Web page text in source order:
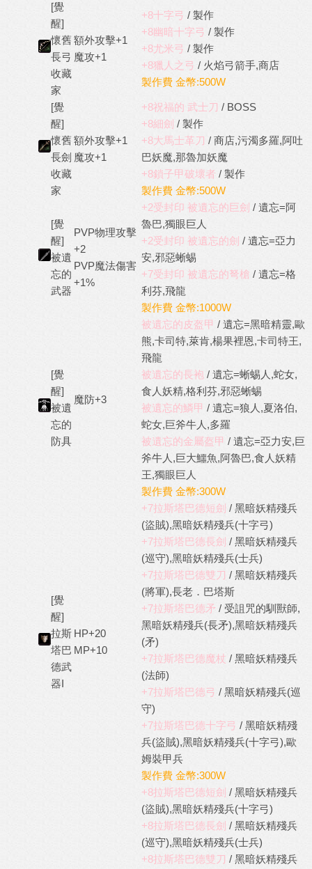
[覺
醒]
懷舊
長弓
收藏
家
額外攻擊+1
魔攻+1
+8十字弓 / 製作
+8幽暗十字弓 / 製作
+8尤米弓 / 製作
+8獵人之弓 / 火焰弓箭手,商店
製作費 金幣:500W
[覺
醒]
懷舊
長劍
收藏
家
額外攻擊+1
魔攻+1
+8祝福的 武士刀 / BOSS
+8細劍 / 製作
+8大馬士革刀 / 商店,污濁多羅,阿吐
巴妖魔,那魯加妖魔
+8鎖子甲破壞者 / 製作
製作費 金幣:500W
[覺
醒]
被遺
忘的
武器
PVP物理攻擊
+2
PVP魔法傷害
+1%
+2受封印 被遺忘的巨劍 / 遺忘=阿
魯巴,獨眼巨人
+2受封印 被遺忘的劍 / 遺忘=亞力
安,邪惡蜥蜴
+7受封印 被遺忘的弩槍 / 遺忘=格
利芬,飛龍
製作費 金幣:1000W
[覺
醒]
被遺
忘的
防具
魔防+3
被遺忘的皮盔甲 / 遺忘=黑暗精靈,歐
熊,卡司特,萊肯,楊果裡恩,卡司特王,
飛龍
被遺忘的長袍 / 遺忘=蜥蜴人,蛇女,
食人妖精,格利芬,邪惡蜥蜴
被遺忘的鱗甲 / 遺忘=狼人,夏洛伯,
蛇女,巨斧牛人,多羅
被遺忘的金屬盔甲 / 遺忘=亞力安,巨
斧牛人,巨大鱷魚,阿魯巴,食人妖精
王,獨眼巨人
製作費 金幣:300W
[覺
醒]
拉斯
塔巴
德武
器I
HP+20
MP+10
+7拉斯塔巴德短劍 / 黑暗妖精殘兵
(盜賊),黑暗妖精殘兵(十字弓)
+7拉斯塔巴德長劍 / 黑暗妖精殘兵
(巡守),黑暗妖精殘兵(士兵)
+7拉斯塔巴德雙刀 / 黑暗妖精殘兵
(將軍),長老．巴塔斯
+7拉斯塔巴德矛 / 受詛咒的馴獸師,
黑暗妖精殘兵(長矛),黑暗妖精殘兵
(矛)
+7拉斯塔巴德魔杖 / 黑暗妖精殘兵
(法師)
+7拉斯塔巴德弓 / 黑暗妖精殘兵(巡
守)
+7拉斯塔巴德十字弓 / 黑暗妖精殘
兵(盜賊),黑暗妖精殘兵(十字弓),歐
姆裝甲兵
製作費 金幣:300W
+8拉斯塔巴德短劍 / 黑暗妖精殘兵
(盜賊),黑暗妖精殘兵(十字弓)
+8拉斯塔巴德長劍 / 黑暗妖精殘兵
(巡守),黑暗妖精殘兵(士兵)
+8拉斯塔巴德雙刀 / 黑暗妖精殘兵